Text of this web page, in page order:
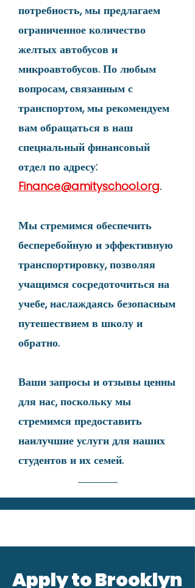
потребность, мы предлагаем
ограниченное количество
желтых автобусов и
микроавтобусов. По любым
вопросам, связанным с
транспортом, мы рекомендуем
вам обращаться в наш
специальный финансовый
отдел по адресу:
Finance@amityschool.org.
Мы стремимся обеспечить
бесперебойную и эффективную
транспортировку, позволяя
учащимся сосредоточиться на
учебе, наслаждаясь безопасным
путешествием в школу и
обратно.
Ваши запросы и отзывы ценны
для нас, поскольку мы
стремимся предоставить
наилучшие услуги для наших
студентов и их семей.
Apply to Brooklyn